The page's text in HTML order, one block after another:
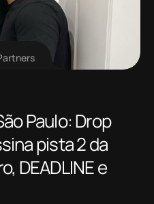
Paulo: Drop
pista 2 da
DEADLINE e